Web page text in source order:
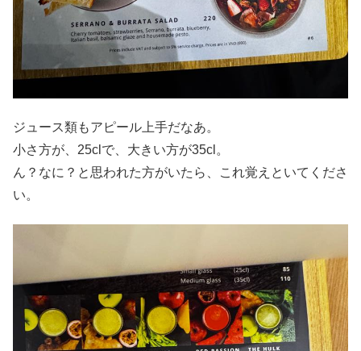
ジュース類もアピール上手だなあ。
小さ方が、25clで、大きい方が35cl。
ん？なに？と思われた方がいたら、これ覚えといてくださ
い。